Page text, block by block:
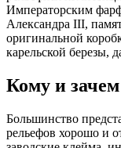
Императорским
Александра III,
оригинальной
карельской березы,
Кому и
Большинство
рельефов хорошо и